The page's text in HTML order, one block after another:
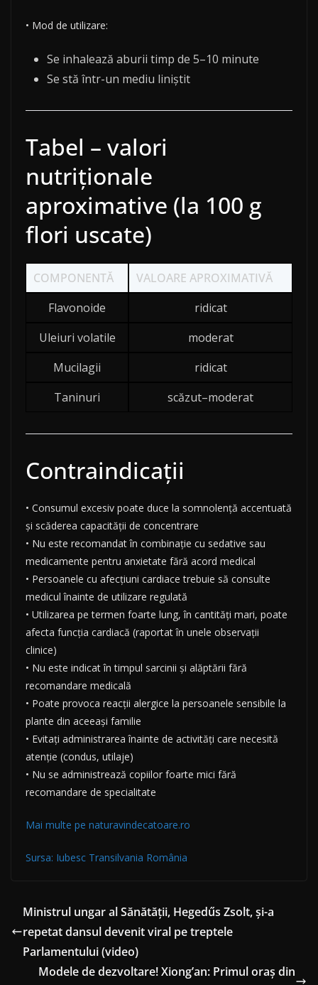
• Mod de utilizare:
Se inhalează aburii timp de 5–10 minute
Se stă într-un mediu liniștit
Tabel – valori
nutriționale
aproximative (la 100 g
flori uscate)
COMPONENTĂ
VALOARE APROXIMATIVĂ
Flavonoide
ridicat
Uleiuri volatile
moderat
Mucilagii
ridicat
Taninuri
scăzut–moderat
Contraindicații
• Consumul excesiv poate duce la somnolență accentuată
și scăderea capacității de concentrare
• Nu este recomandat în combinație cu sedative sau
medicamente pentru anxietate fără acord medical
• Persoanele cu afecțiuni cardiace trebuie să consulte
medicul înainte de utilizare regulată
• Utilizarea pe termen foarte lung, în cantități mari, poate
afecta funcția cardiacă (raportat în unele observații
clinice)
• Nu este indicat în timpul sarcinii și alăptării fără
recomandare medicală
• Poate provoca reacții alergice la persoanele sensibile la
plante din aceeași familie
• Evitați administrarea înainte de activități care necesită
atenție (condus, utilaje)
• Nu se administrează copiilor foarte mici fără
recomandare de specialitate
Mai multe pe naturavindecatoare.ro
Sursa: Iubesc Transilvania România
Ministrul ungar al Sănătății, Hegedűs Zsolt, și-a
repetat dansul devenit viral pe treptele
Parlamentului (video)
Modele de dezvoltare! Xiong’an: Primul oraș din